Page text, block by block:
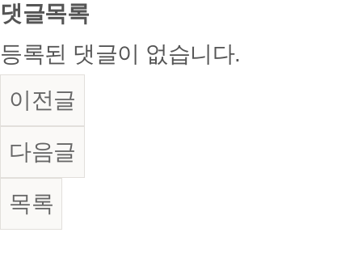
댓글목록
등록된 댓글이 없습니다.
이전글
다음글
목록